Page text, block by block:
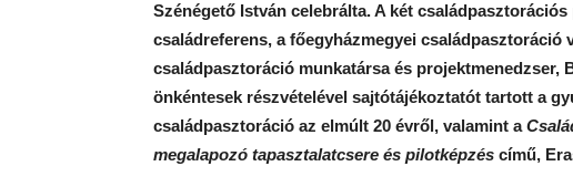
Szénégető István celebrálta. A két
családreferens, a főegyházmegyei családpasztoráció
családpasztoráció munkatársa és projektmenedzser,
önkéntesek részvételével sajtótájékoztatót tartott a
családpasztoráció az elmúlt 20 évről, valamint a
megalapozó tapasztalatcsere és pilotképzés című,